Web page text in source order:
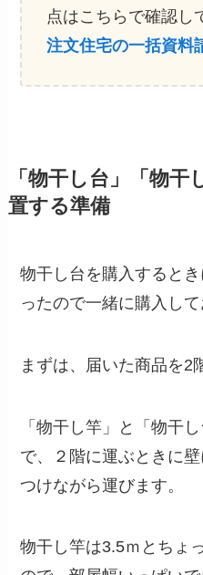
点はこちらで確認し
注文住宅の一括資料
「物干し台」「物
置する準備
物干し台を購入すると
ったので一緒に購入して
まずは、届いた商品を2
「物干し竿」と「物干
で、２階に運ぶときに
つけながら運びます。
物干し竿は3.5ｍとちょ